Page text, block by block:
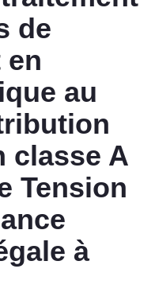
de
en
au
classe A
Tension
à